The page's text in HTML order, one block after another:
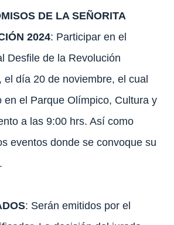
DE LA SEÑORITA
2024: Participar en el
Desfile de la Revolución
el día 20 de noviembre, el cual
en el Parque Olímpico, Cultura y
a las 9:00 hrs. Así como
eventos donde se convoque su
: Serán emitidos por el